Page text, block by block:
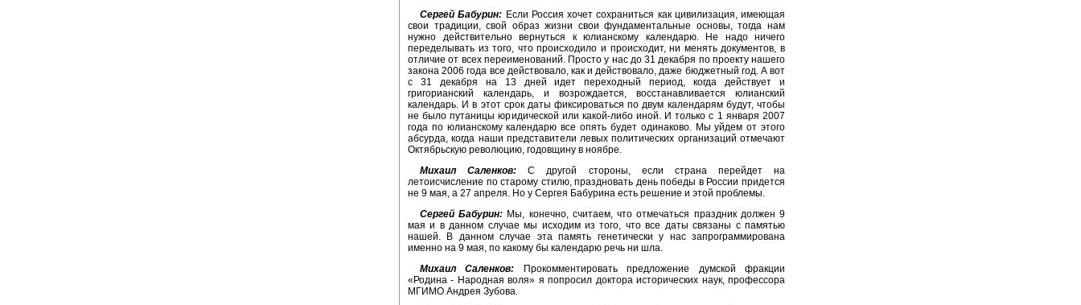
Сергей Бабурин: Если Россия хочет сохраниться как цивилизация, имеющая
свои традиции, свой образ жизни свои фундаментальные основы, тогда нам
нужно действительно вернуться к юлианскому календарю. Не надо ничего
переделывать из того, что происходило и происходит, ни менять документов, в
отличие от всех переименований. Просто у нас до 31 декабря по проекту нашего
закона 2006 года все действовало, как и действовало, даже бюджетный год. А вот
с 31 декабря на 13 дней идет переходный период, когда действует и
григорианский календарь, и возрождается, восстанавливается юлианский
календарь. И в этот срок даты фиксироваться по двум календарям будут, чтобы
не было путаницы юридической или какой-либо иной. И только с 1 января 2007
года по юлианскому календарю все опять будет одинаково. Мы уйдем от этого
абсурда, когда наши представители левых политических организаций отмечают
Октябрьскую революцию, годовщину в ноябре.
Михаил Саленков: С другой стороны, если страна перейдет на
летоисчисление по старому стилю, праздновать день победы в России придется
не 9 мая, а 27 апреля. Но у Сергея Бабурина есть решение и этой проблемы.
Сергей Бабурин: Мы, конечно, считаем, что отмечаться праздник должен 9
мая и в данном случае мы исходим из того, что все даты связаны с памятью
нашей. В данном случае эта память генетически у нас запрограммирована
именно на 9 мая, по какому бы календарю речь ни шла.
Михаил Саленков: Прокомментировать предложение думской фракции
«Родина - Народная воля» я попросил доктора исторических наук, профессора
МГИМО Андрея Зубова.